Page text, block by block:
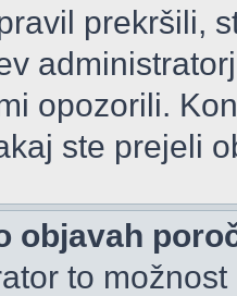
prekršili,
opozorili.
ste prejeli
objavah
to